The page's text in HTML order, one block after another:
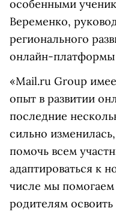
особенными
Веременко,
регионального
онлайн-платформы
«Mail.ru Group
опыт в развитии
последние
сильно
помочь всем
адаптироваться к
числе мы
родителям